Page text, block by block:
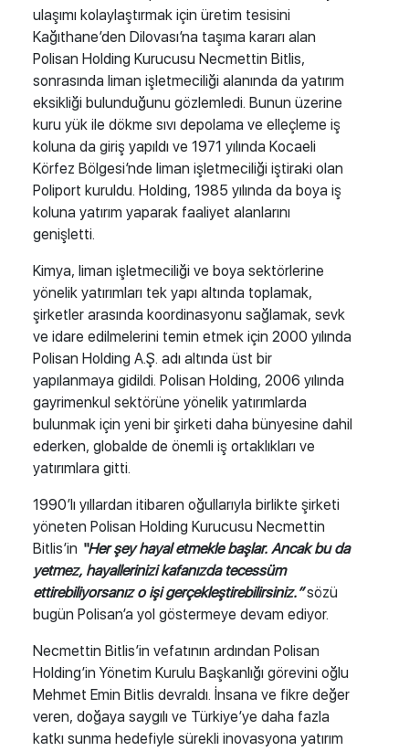
ulaşımı kolaylaştırmak için üretim tesisini
Kağıthane’den Dilovası’na taşıma kararı alan
Polisan Holding Kurucusu Necmettin Bitlis,
sonrasında liman işletmeciliği alanında da yatırım
eksikliği bulunduğunu gözlemledi. Bunun üzerine
kuru yük ile dökme sıvı depolama ve elleçleme iş
koluna da giriş yapıldı ve 1971 yılında Kocaeli
Körfez Bölgesi’nde liman işletmeciliği iştiraki olan
Poliport kuruldu. Holding, 1985 yılında da boya iş
koluna yatırım yaparak faaliyet alanlarını
genişletti.
Kimya, liman işletmeciliği ve boya sektörlerine
yönelik yatırımları tek yapı altında toplamak,
şirketler arasında koordinasyonu sağlamak, sevk
ve idare edilmelerini temin etmek için 2000 yılında
Polisan Holding A.Ş. adı altında üst bir
yapılanmaya gidildi. Polisan Holding, 2006 yılında
gayrimenkul sektörüne yönelik yatırımlarda
bulunmak için yeni bir şirketi daha bünyesine dahil
ederken, globalde de önemli iş ortaklıkları ve
yatırımlara gitti.
1990’lı yıllardan itibaren oğullarıyla birlikte şirketi
yöneten Polisan Holding Kurucusu Necmettin
Bitlis’in “Her şey hayal etmekle başlar. Ancak bu da
yetmez, hayallerinizi kafanızda tecessüm
ettirebiliyorsanız o işi gerçekleştirebilirsiniz.”sözü
bugün Polisan’a yol göstermeye devam ediyor.
Necmettin Bitlis’in vefatının ardından Polisan
Holding’in Yönetim Kurulu Başkanlığı görevini oğlu
Mehmet Emin Bitlis devraldı. İnsana ve fikre değer
veren, doğaya saygılı ve Türkiye’ye daha fazla
katkı sunma hedefiyle sürekli inovasyona yatırım